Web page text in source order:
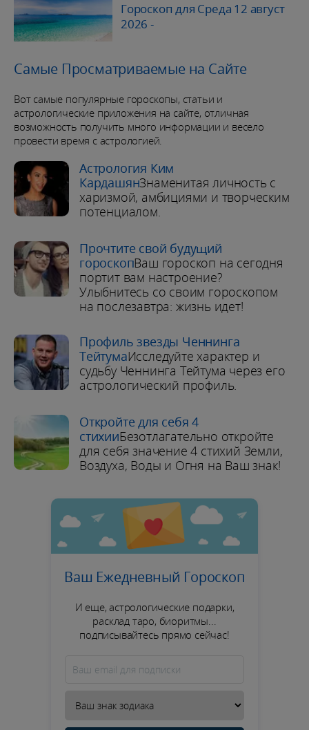
Гороскоп для Среда 12 август
2026 -
Самые Просматриваемые на Сайте
Вот самые популярные гороскопы, статьи и
астрологические приложения на сайте, отличная
возможность получить много информации и весело
провести время с астрологией.
Астрология Ким
КардашянЗнаменитая личность с
харизмой, амбициями и творческим
потенциалом.
Прочтите свой будущий
гороскопВаш гороскоп на сегодня
портит вам настроение?
Улыбнитесь со своим гороскопом
на послезавтра: жизнь идет!
Профиль звезды Ченнинга
ТейтумаИсследуйте характер и
судьбу Ченнинга Тейтума через его
астрологический профиль.
Откройте для себя 4
стихииБезотлагательно откройте
для себя значение 4 стихий Земли,
Воздуха, Воды и Огня на Ваш знак!
Ваш Ежедневный Гороскоп
И еще, астрологические подарки,
расклад таро, биоритмы...
подписывайтесь прямо сейчас!